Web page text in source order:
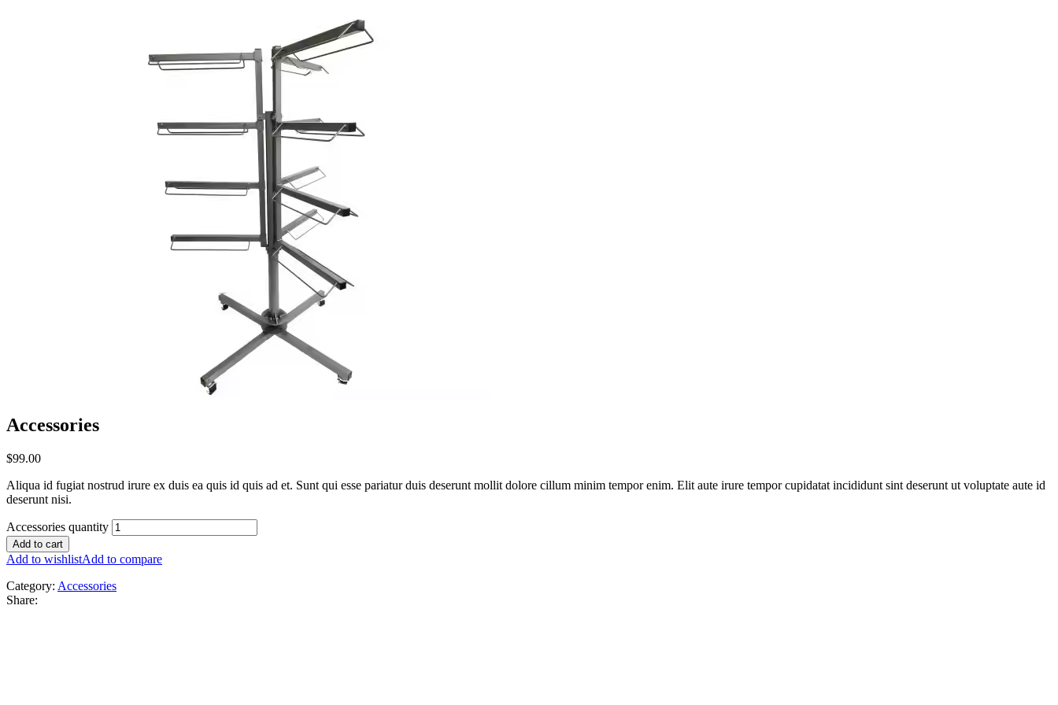
Accessories
$99.00
Aliqua id fugiat nostrud irure ex duis ea quis id quis ad et. Sunt qui esse pariatur duis deserunt mollit dolore cillum minim tempor enim. Elit aute irure tempor cupidatat incididunt sint deserunt ut voluptate aute id
deserunt nisi.
Accessories quantity
Add to cart
Add to wishlistAdd to compare
Category: Accessories
Share: